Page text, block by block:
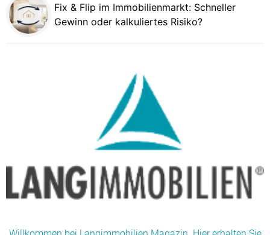
Fix & Flip im Immobilienmarkt: Schneller
Gewinn oder kalkuliertes Risiko?